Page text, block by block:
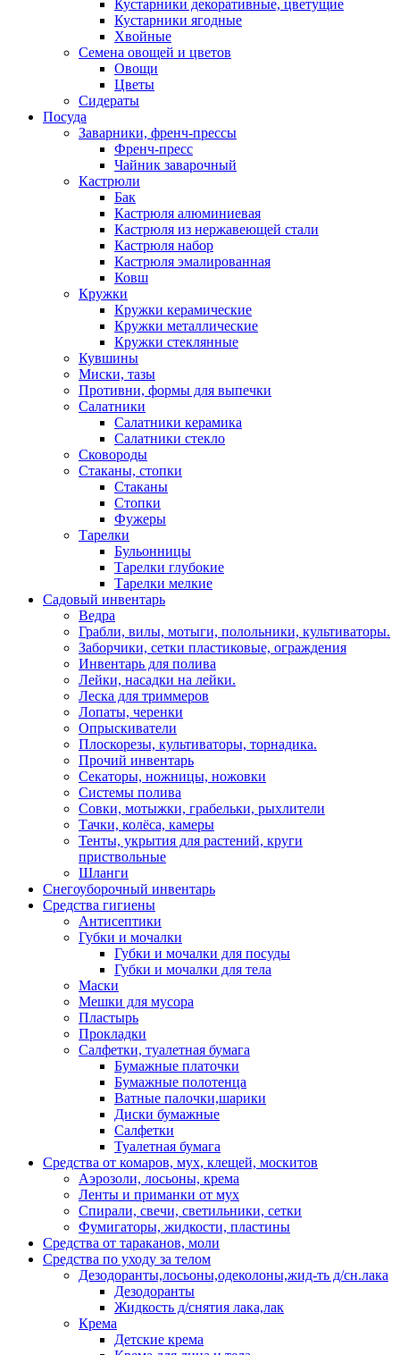
Кустарники декоративные, цветущие
Кустарники ягодные
Хвойные
Семена овощей и цветов
Овощи
Цветы
Сидераты
Посуда
Заварники, френч-прессы
Френч-пресс
Чайник заварочный
Кастрюли
Бак
Кастрюля алюминиевая
Кастрюля из нержавеющей стали
Кастрюля набор
Кастрюля эмалированная
Ковш
Кружки
Кружки керамические
Кружки металлические
Кружки стеклянные
Кувшины
Миски, тазы
Противни, формы для выпечки
Салатники
Салатники керамика
Салатники стекло
Сковороды
Стаканы, стопки
Стаканы
Стопки
Фужеры
Тарелки
Бульонницы
Тарелки глубокие
Тарелки мелкие
Садовый инвентарь
Ведра
Грабли, вилы, мотыги, полольники, культиваторы.
Заборчики, сетки пластиковые, ограждения
Инвентарь для полива
Лейки, насадки на лейки.
Леска для триммеров
Лопаты, черенки
Опрыскиватели
Плоскорезы, культиваторы, торнадика.
Прочий инвентарь
Секаторы, ножницы, ножовки
Системы полива
Совки, мотыжки, грабельки, рыхлители
Тачки, колёса, камеры
Тенты, укрытия для растений, круги
приствольные
Шланги
Снегоуборочный инвентарь
Средства гигиены
Антисептики
Губки и мочалки
Губки и мочалки для посуды
Губки и мочалки для тела
Маски
Мешки для мусора
Пластырь
Прокладки
Салфетки, туалетная бумага
Бумажные платочки
Бумажные полотенца
Ватные палочки,шарики
Диски бумажные
Салфетки
Туалетная бумага
Средства от комаров, мух, клещей, москитов
Аэрозоли, лосьоны, крема
Ленты и приманки от мух
Спирали, свечи, светильники, сетки
Фумигаторы, жидкости, пластины
Средства от тараканов, моли
Средства по уходу за телом
Дезодоранты,лосьоны,одеколоны,жид-ть д/сн.лака
Дезодоранты
Жидкость д/снятия лака,лак
Крема
Детские крема